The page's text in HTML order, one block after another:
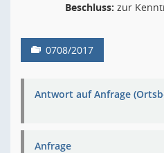
Beschluss: zur
0708/2017
Antwort auf Anfrage
Anfrage